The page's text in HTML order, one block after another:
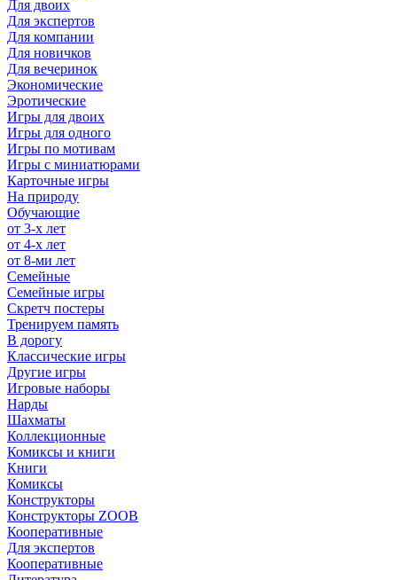
Для двоих
Для экспертов
Для компании
Для новичков
Для вечеринок
Экономические
Эротические
Игры для двоих
Игры для одного
Игры по мотивам
Игры с миниатюрами
Карточные игры
На природу
Обучающие
от 3-х лет
от 4-х лет
от 8-ми лет
Семейные
Семейные игры
Скретч постеры
Тренируем память
В дорогу
Классические игры
Другие игры
Игровые наборы
Нарды
Шахматы
Коллекционные
Комиксы и книги
Книги
Комиксы
Конструкторы
Конструкторы ZOOB
Кооперативные
Для экспертов
Кооперативные